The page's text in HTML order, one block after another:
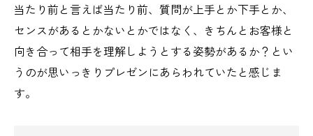
当たり前と言えば当たり前、質問が上手とか下手とか、
センスがあるとかないとかではなく、きちんとお客様と
向き合って相手を理解しようとする姿勢があるか？とい
うのが思いっきりプレゼンにあらわれていたと感じま
す。